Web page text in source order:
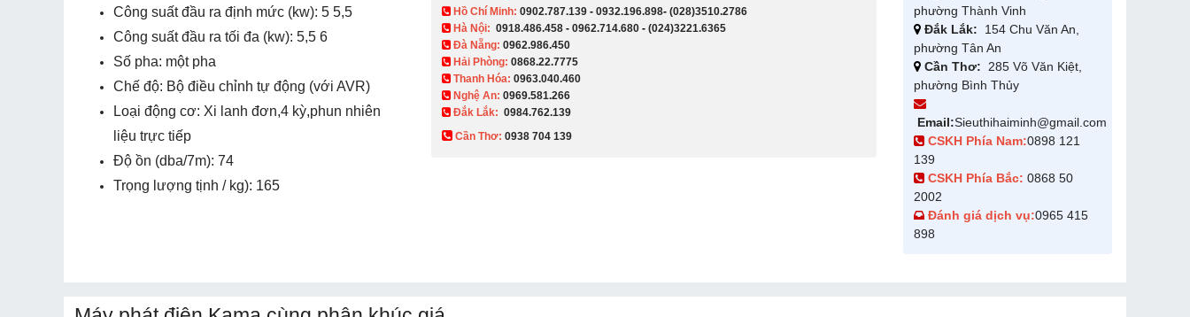
Công suất đầu ra định mức (kw): 5 5,5
Công suất đầu ra tối đa (kw): 5,5 6
Số pha: một pha
Chế độ: Bộ điều chỉnh tự động (với AVR)
Loại động cơ: Xi lanh đơn,4 kỳ,phun nhiên
liệu trực tiếp
Độ ồn (dba/7m): 74
Trọng lượng tịnh / kg): 165
​ Hồ Chí Minh:0902.787.139 -0932.196.898-(028)3510.2786
Hà Nội:0918.486.458 -0962.714.680 -(024)3221.6365
Đà Nẵng:0962.986.450
Hải Phòng:0868.22.7775
Thanh Hóa:0963.040.460
Nghệ An:0969.581.266
Đắk Lắk: 0984.762.139
Cần Thơ:0938 704 139​
phường Thành Vinh
Đắk Lắk: 154 Chu Văn An,
phường Tân An
Cần Thơ: 285 Võ Văn Kiệt,
phường Bình Thủy
Email:Sieuthihaiminh@gmail.com
CSKH Phía Nam:0898 121
139
CSKH Phía Bắc: 0868 50
2002
Đánh giá dịch vụ:0965 415
898